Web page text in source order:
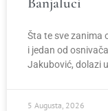
Šta te sve zanima
i jedan od
Jakubović, dolazi
5 Augusta, 2026